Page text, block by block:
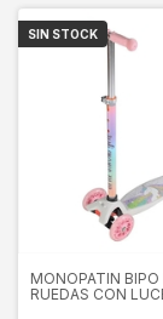
SIN STOCK
MONOPATIN BIPO
RUEDAS CON